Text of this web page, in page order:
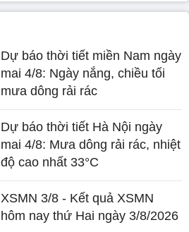
Dự báo thời tiết miền Nam ngày
mai 4/8: Ngày nắng, chiều tối
mưa dông rải rác
Dự báo thời tiết Hà Nội ngày
mai 4/8: Mưa dông rải rác, nhiệt
độ cao nhất 33°C
XSMN 3/8 - Kết quả XSMN
hôm nay thứ Hai ngày 3/8/2026